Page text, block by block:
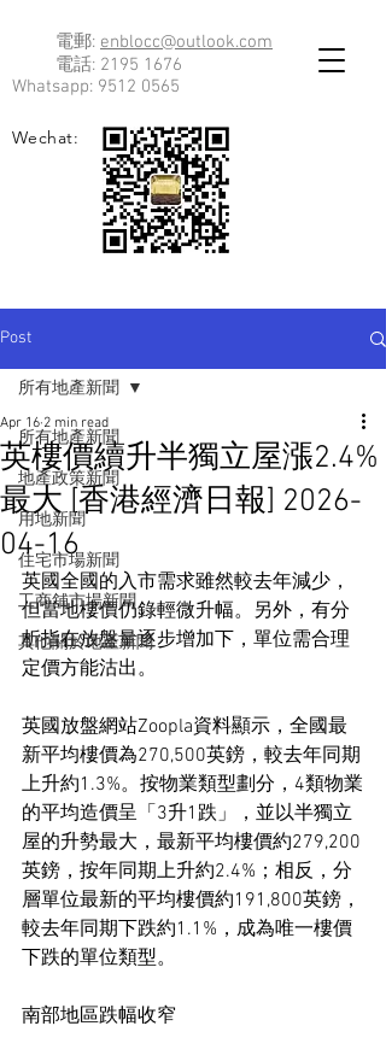
電郵: enblocc@outlook.com
電話: 2195 1676
Whatsapp: 9512 0565
Wechat:
Post
所有地產新聞
地產政策新聞
用地新聞
住宅市場新聞
工商舖市場新聞
其他關於地產新聞
所有地產新聞
英樓價續升半獨立屋漲2.4%
最大 [香港經濟日報] 2026-
04-16
Apr 16 2 min read
英國全國的入市需求雖然較去年減少，
但當地樓價仍錄輕微升幅。另外，有分
析指在放盤量逐步增加下，單位需合理
定價方能沽出。
英國放盤網站Zoopla資料顯示，全國最
新平均樓價為270,500英鎊，較去年同期
上升約1.3%。按物業類型劃分，4類物業
的平均造價呈「3升1跌」，並以半獨立
屋的升勢最大，最新平均樓價約279,200
英鎊，按年同期上升約2.4%；相反，分
層單位最新的平均樓價約191,800英鎊，
較去年同期下跌約1.1%，成為唯一樓價
下跌的單位類型。
南部地區跌幅收窄